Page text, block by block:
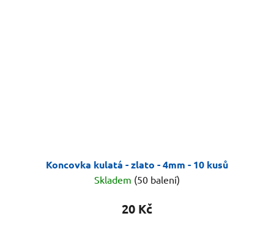
Koncovka kulatá - zlato - 4mm - 10 kusů
Skladem (50 balení)
20 Kč